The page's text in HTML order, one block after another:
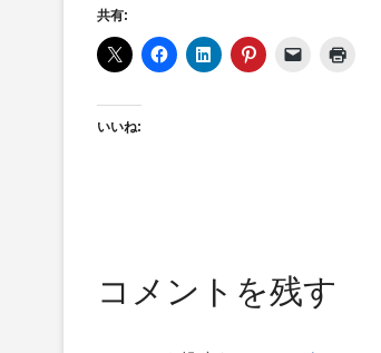
共有:
いいね:
コメントを残す